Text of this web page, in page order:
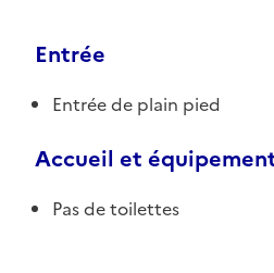
Entrée
Entrée de plain pied
Accueil et
Pas de toilettes